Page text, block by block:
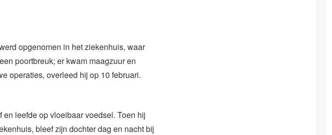
opgenomen in het ziekenhuis, waar
poortbreuk; er kwam maagzuur en
operaties, overleed hij op 10 februari.
leefde op vloeibaar voedsel. Toen hij
bleef zijn dochter dag en nacht bij